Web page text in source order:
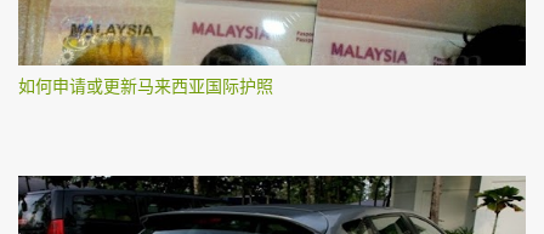
如何申请或更新马来西亚国际护照